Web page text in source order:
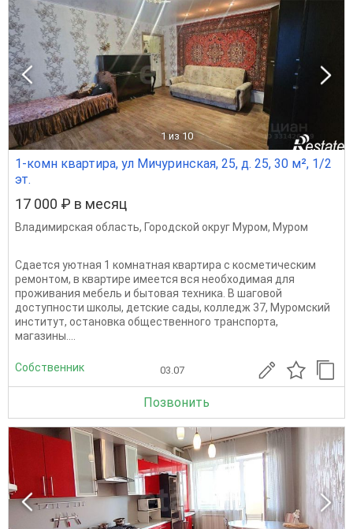
1 из 10
1-комн квартира, ул Мичуринская, 25, д. 25, 30 м², 1/2
эт.
17 000 ₽ в месяц
Владимирская область, Городской округ Муром, Муром
Сдается уютная 1 комнатная квартира с косметическим
ремонтом, в квартире имеется вся необходимая для
проживания мебель и бытовая техника. В шаговой
доступности школы, детские сады, колледж 37, Муромский
институт, остановка общественного транспорта,
магазины....
Собственник 03.07
Позвонить